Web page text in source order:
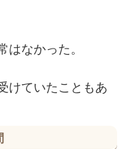
なかった。
けていたこともあ